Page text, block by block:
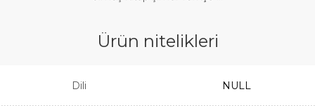
Ürün nitelikleri
Dili NULL